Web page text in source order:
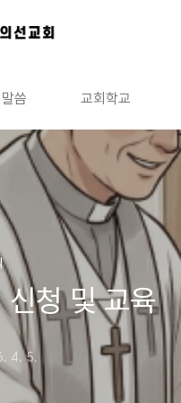
말씀 교회학교
신청 및 교육
4. 5.